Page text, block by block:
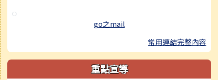
go之mail
常用連結完整內容
重點宣導